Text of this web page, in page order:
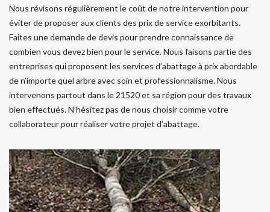
Nous révisons régulièrement le coût de notre intervention pour
éviter de proposer aux clients des prix de service exorbitants.
Faites une demande de devis pour prendre connaissance de
combien vous devez bien pour le service. Nous faisons partie des
entreprises qui proposent les services d’abattage à prix abordable
de n’importe quel arbre avec soin et professionnalisme. Nous
intervenons partout dans le 21520 et sa région pour des travaux
bien effectués. N’hésitez pas de nous choisir comme votre
collaborateur pour réaliser votre projet d’abattage.